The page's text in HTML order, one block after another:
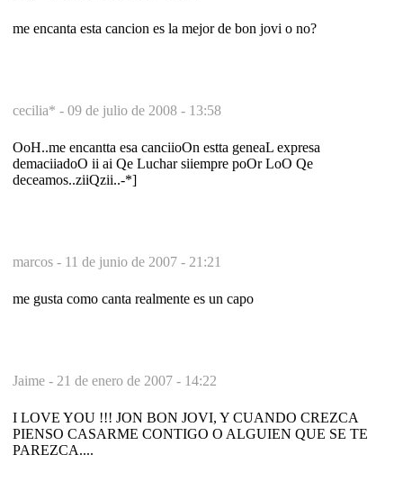
me encanta esta cancion es la mejor de bon jovi o no?
cecilia* - 09 de julio de 2008 - 13:58
OoH..me encantta esa canciioOn estta geneaL expresa
demaciiadoO ii ai Qe Luchar siiempre poOr LoO Qe
deceamos..ziiQzii..-*]
marcos - 11 de junio de 2007 - 21:21
me gusta como canta realmente es un capo
Jaime - 21 de enero de 2007 - 14:22
I LOVE YOU !!! JON BON JOVI, Y CUANDO CREZCA
PIENSO CASARME CONTIGO O ALGUIEN QUE SE TE
PAREZCA....